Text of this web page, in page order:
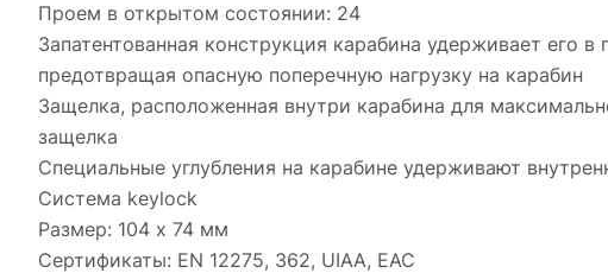
Проем в открытом состоянии: 24
Запатентованная конструкция карабина удерживает
предотвращая опасную поперечную нагрузку на карабин
Защелка, расположенная внутри карабина для
защелка
Специальные углубления на карабине удерживают
Система keylock
Размер: 104 х 74 мм
Сертификаты: EN 12275, 362, UIAA, ЕАС